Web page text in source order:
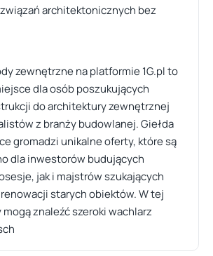
architektonicznych bez
zewnętrzne na platformie 1G.pl to
dla osób poszukujących
do architektury zewnętrznej
z branży budowlanej. Giełda
gromadzi unikalne oferty, które są
dla inwestorów budujących
jak i majstrów szukających
starych obiektów. W tej
znaleźć szeroki wachlarz